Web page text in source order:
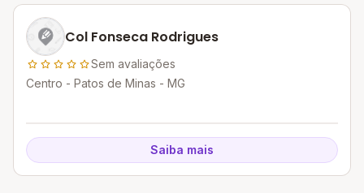
Col Fonseca Rodrigues
Sem avaliações
Centro - Patos de Minas - MG
Saiba mais